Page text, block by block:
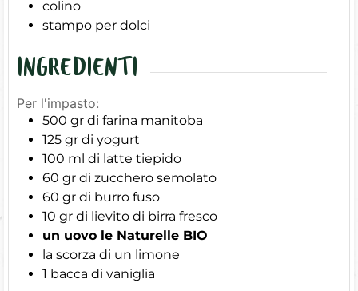
colino
stampo per dolci
INGREDIENTI
Per l'impasto:
500 gr di farina manitoba
125 gr di yogurt
100 ml di latte tiepido
60 gr di zucchero semolato
60 gr di burro fuso
10 gr di lievito di birra fresco
un uovo le Naturelle BIO
la scorza di un limone
1 bacca di vaniglia